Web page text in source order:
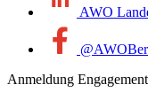
AWO
Anmeldung